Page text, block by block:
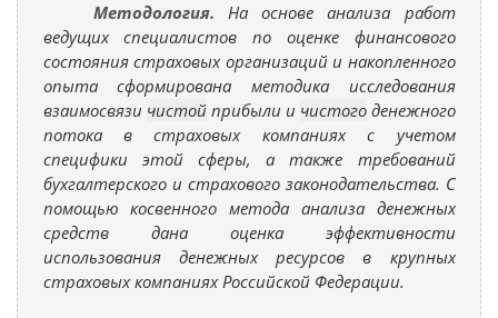
Методология. На основе анализа работ
ведущих специалистов по оценке финансового
состояния страховых организаций и накопленного
опыта сформирована методика исследования
взаимосвязи чистой прибыли и чистогоденежного
потока в страховых компаниях с учетом
специфики этой сферы, а также требований
бухгалтерского и страхового законодательства. С
помощью косвенного метода анализа денежных
средств дана оценка эффективности
использования денежных ресурсов в крупных
страховых компаниях Российской Федерации.